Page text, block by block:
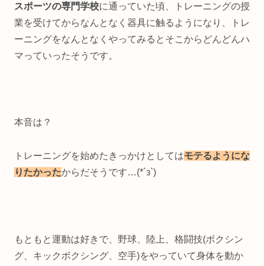
スポーツの専門学校に通っていた頃、トレーニングの授
業を受けてからなんとなく器具に触るようになり、トレ
ーニングをなんとなくやってみるとそこからどんどんハ
マっていったそうです。
本音は？
トレーニングを始めたきっかけとしてはモテるようにな
りたかったからだそうです…(*´з`)
もともと運動は好きで、野球、陸上、格闘技(ボクシン
グ、キックボクシング、空手)をやっていて身体を動か